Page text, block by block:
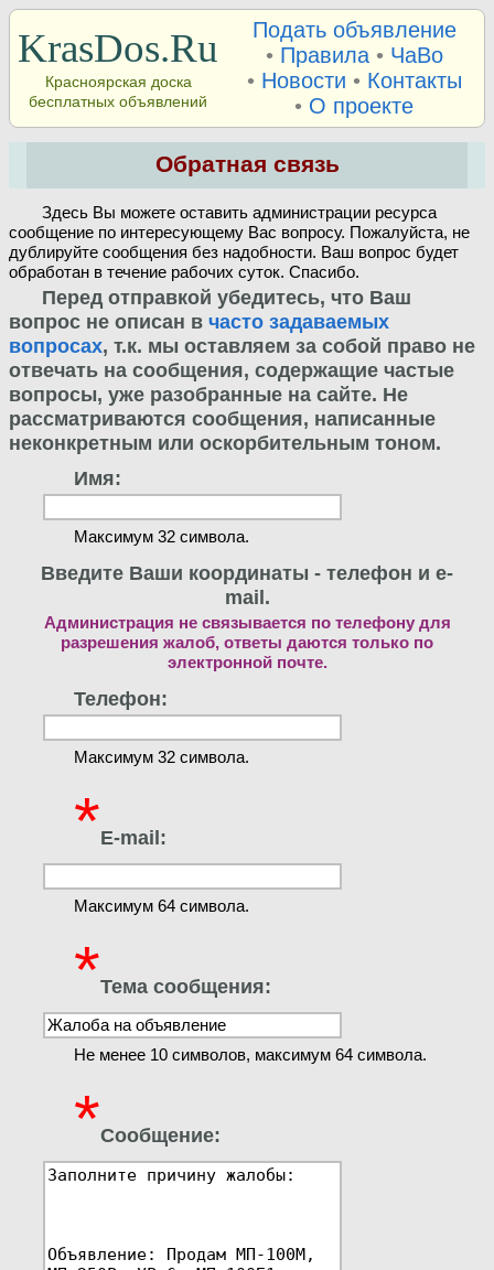
KrasDos.Ru
Красноярская доска
бесплатных объявлений
Подать объявление
• Правила• ЧаВо
• Новости • Контакты
• О проекте
Обратная связь
Здесь Вы можете оставить администрации ресурса
сообщение по интересующему Вас вопросу. Пожалуйста, не
дублируйте сообщения без надобности. Ваш вопрос будет
обработан в течение рабочих суток. Спасибо.
Перед отправкой убедитесь, что Ваш
вопрос не описан в часто задаваемых
вопросах, т.к. мы оставляем за собой право не
отвечать на сообщения, содержащие частые
вопросы, уже разобранные на сайте. Не
рассматриваются сообщения, написанные
неконкретным или оскорбительным тоном.
Имя:
Максимум 32 символа.
Введите Ваши координаты - телефон и e-
mail.
Администрация не связывается по телефону для
разрешения жалоб, ответы даются только по
электронной почте.
Телефон:
Максимум 32 символа.
*E-mail:
Максимум 64 символа.
*Тема сообщения:
Не менее 10 символов, максимум 64 символа.
*Сообщение: